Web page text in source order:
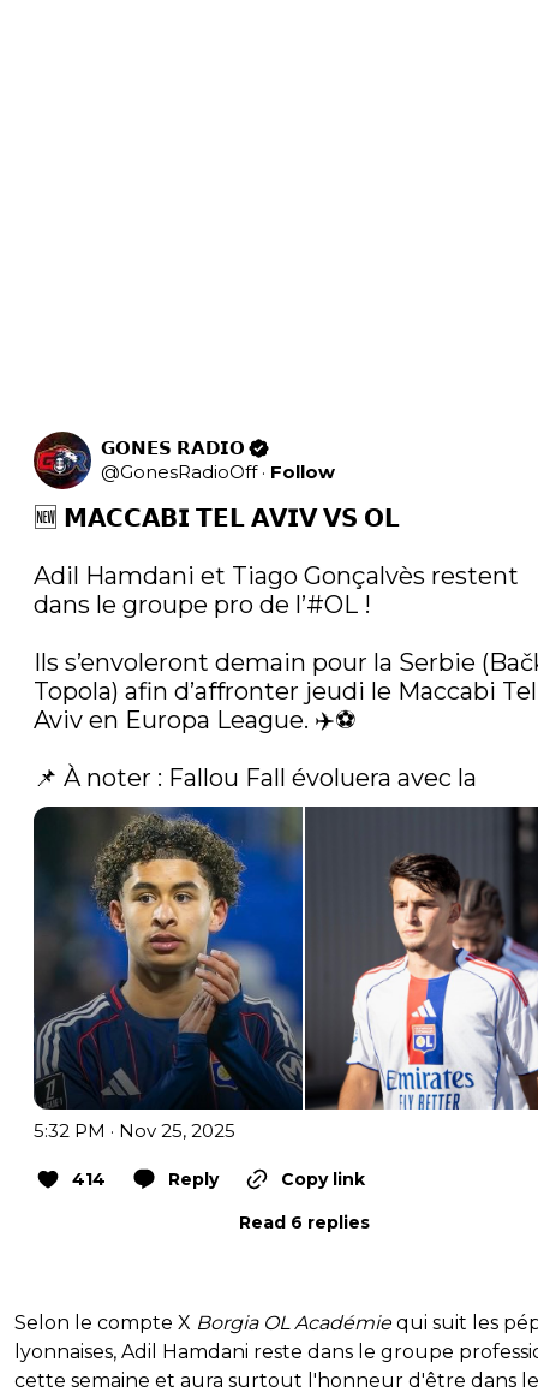
𝗚𝗢𝗡𝗘𝗦 𝗥𝗔𝗗𝗜𝗢
@GonesRadioOff · Follow
🆕 𝗠𝗔𝗖𝗖𝗔𝗕𝗜 𝗧𝗘𝗟 𝗔𝗩𝗜𝗩 𝗩𝗦 𝗢𝗟
Adil Hamdani et Tiago Gonçalvès restent
dans le groupe pro de l’#OL !
Ils s’envoleront demain pour la Serbie
Topola) afin d’affronter jeudi le Maccabi
Aviv en Europa League. ✈️⚽️
📌 À noter : Fallou Fall évoluera avec la
5:32 PM · Nov 25, 2025
414 Reply
Copy link
Read 6 replies
Selon le compte X Borgia OL Académiequi suit les
lyonnaises, Adil Hamdani reste dans le groupe
cette semaine et aura surtout l'honneur d'être dans le